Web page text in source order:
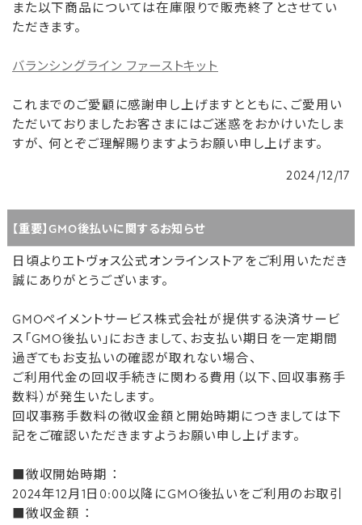
また以下商品については在庫限りで販売終了とさせてい
ただきます。
バランシングライン ファーストキット
これまでのご愛顧に感謝申し上げますとともに、ご愛用い
ただいておりましたお客さまにはご迷惑をおかけいたしま
すが、 何とぞご理解賜りますようお願い申し上げます。
2024/12/17
【重要】GMO後払いに関するお知らせ
日頃よりエトヴォス公式オンラインストアをご利用いただき
誠にありがとうございます。
GMOペイメントサービス株式会社が提供する決済サービ
ス「GMO後払い」におきまして、お支払い期日を一定期間
過ぎてもお支払いの確認が取れない場合、
ご利用代金の回収手続きに関わる費用（以下、回収事務手
数料）が発生いたします。
回収事務手数料の徴収金額と開始時期につきましては下
記をご確認いただきますようお願い申し上げます。
■徴収開始時期 ：
2024年12月1日0:00以降にGMO後払いをご利用のお取引
■徴収金額 ：